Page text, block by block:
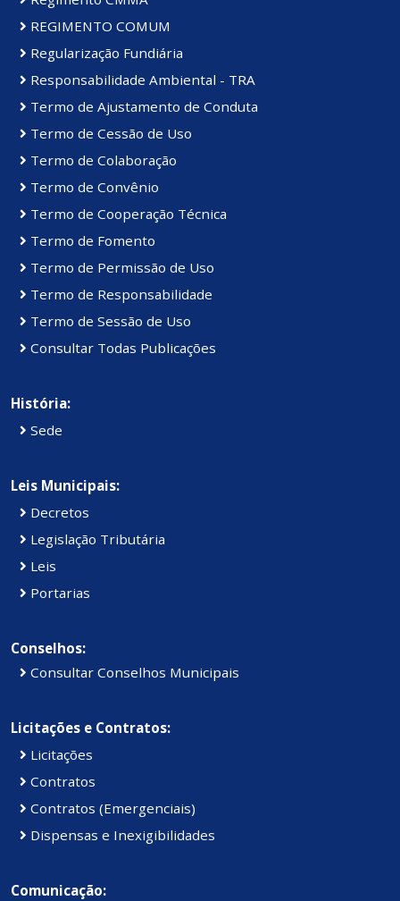
REGIMENTO COMUM
Regularização Fundiária
Responsabilidade Ambiental - TRA
Termo de Ajustamento de Conduta
Termo de Cessão de Uso
Termo de Colaboração
Termo de Convênio
Termo de Cooperação Técnica
Termo de Fomento
Termo de Permissão de Uso
Termo de Responsabilidade
Termo de Sessão de Uso
Consultar Todas Publicações
História:
Sede
Leis Municipais:
Decretos
Legislação Tributária
Leis
Portarias
Conselhos:
Consultar Conselhos Municipais
Licitações e Contratos:
Licitações
Contratos
Contratos (Emergenciais)
Dispensas e Inexigibilidades
Comunicação: